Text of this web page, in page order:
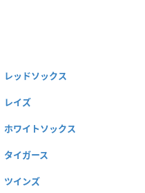
レッドソックス
レイズ
ホワイトソックス
タイガース
ツインズ